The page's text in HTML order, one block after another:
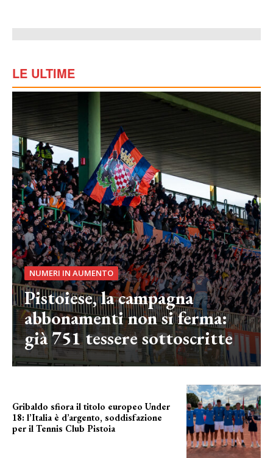
LE ULTIME
NUMERI IN AUMENTO
Pistoiese, la campagna
abbonamenti non si ferma:
già 751 tessere sottoscritte
Gribaldo sfiora il titolo europeo Under
18: l’Italia è d’argento, soddisfazione
per il Tennis Club Pistoia